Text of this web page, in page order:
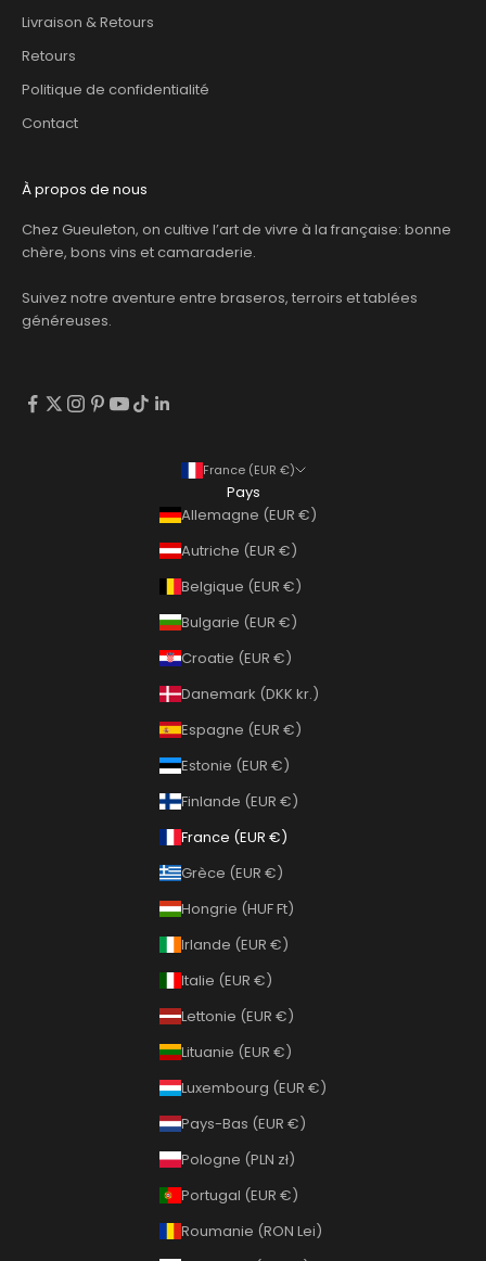
Livraison & Retours
Retours
Politique de confidentialité
Contact
À propos de nous
Chez Gueuleton, on cultive l’art de vivre à la française: bonne
chère, bons vins et camaraderie.
Suivez notre aventure entre braseros, terroirs et tablées
généreuses.
France (EUR €)
Pays
Allemagne (EUR €)
Autriche (EUR €)
Belgique (EUR €)
Bulgarie (EUR €)
Croatie (EUR €)
Danemark (DKK kr.)
Espagne (EUR €)
Estonie (EUR €)
Finlande (EUR €)
France (EUR €)
Grèce (EUR €)
Hongrie (HUF Ft)
Irlande (EUR €)
Italie (EUR €)
Lettonie (EUR €)
Lituanie (EUR €)
Luxembourg (EUR €)
Pays-Bas (EUR €)
Pologne (PLN zł)
Portugal (EUR €)
Roumanie (RON Lei)